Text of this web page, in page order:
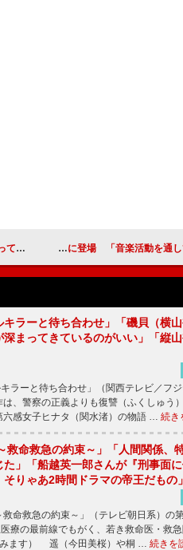
た」 谷村新司＆詩織親子がそろってイベントに登
キラーと待ち合わせ」「磯貝（横
まってきているのがいい」「縦
ラーと待ち合わせ」（関西テレビ／フ
、警察の正義よりも復讐（ふくしゅう
感女子ヒナタ（関水渚）の物語 … 続き
救命救急の約束～」「人間関係、
た」「船越英一郎さんが『刑事面
りゃあ2時間ドラマの帝王だもの」
命救急の約束～」（テレビ朝日系）の
療の最前線でもがく、若き救命医・救
みます） 遥（今田美桜）や桐 … 続きを